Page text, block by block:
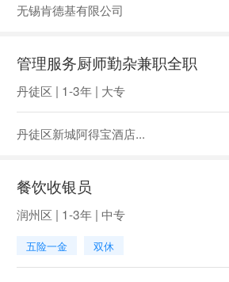
无锡肯德基有限公司
管理服务厨师勤杂兼职全职
丹徒区 | 1-3年 | 大专
丹徒区新城阿得宝酒店...
餐饮收银员
润州区 | 1-3年 | 中专
五险一金 双休